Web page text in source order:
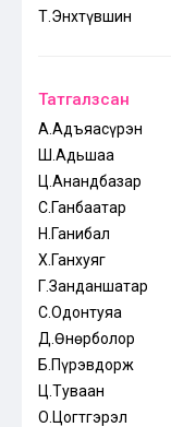
Т.Энхтүвшин
Татгалзсан
А.Адъяасүрэн
Ш.Адьшаа
Ц.Анандбазар
С.Ганбаатар
Н.Ганибал
Х.Ганхуяг
Г.Занданшатар
С.Одонтуяа
Д.Өнөрболор
Б.Пүрэвдорж
Ц.Туваан
О.Цогтгэрэл